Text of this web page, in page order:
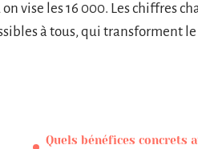
vise les 16 000. Les chiffres
à tous, qui transforment
Quels bénéfices concrets